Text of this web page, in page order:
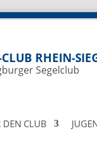
CLUB RHEIN-
Segelclub
DEN CLUB